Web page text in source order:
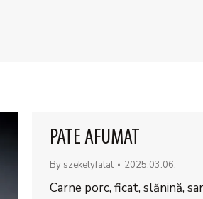
PATE AFUMAT
By szekelyfalat 2025.03.06.
Carne porc, ficat, slănină,